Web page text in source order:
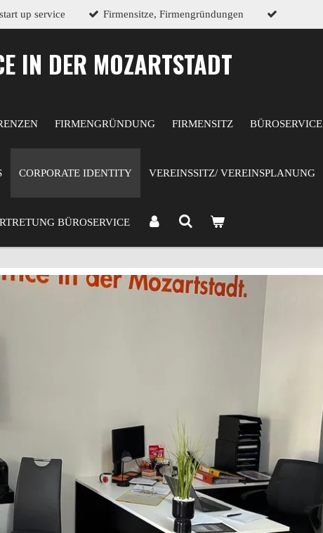
up service Firmensitze, Firmengründungen
IN DER MOZARTSTADT
FIRMENGRÜNDUNG FIRMENSITZ BÜROSERVICE
CORPORATE IDENTITY VEREINSSITZ/ VEREINSPLANUNG
BÜROSERVICE